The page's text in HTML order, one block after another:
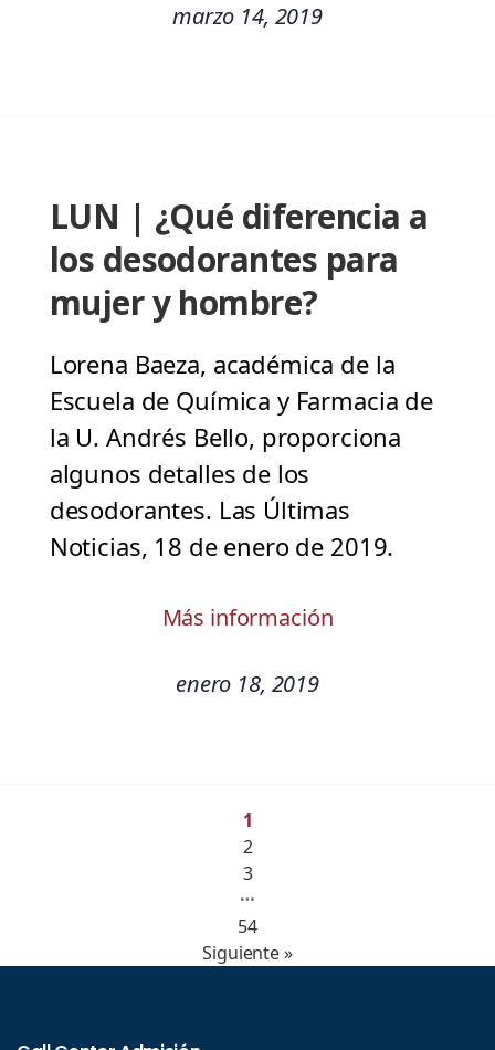
marzo 14, 2019
LUN | ¿Qué diferencia a
los desodorantes para
mujer y hombre?
Lorena Baeza, académica de la
Escuela de Química y Farmacia de
la U. Andrés Bello, proporciona
algunos detalles de los
desodorantes. Las Últimas
Noticias, 18 de enero de 2019.
Más información
enero 18, 2019
1
2
3
…
54
Siguiente »